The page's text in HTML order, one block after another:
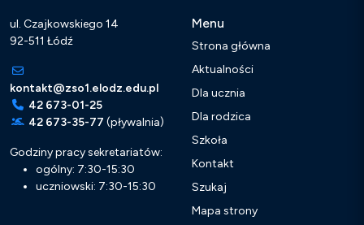
ul. Czajkowskiego 14
92-511 Łódź
kontakt@zso1.elodz.edu.pl
42 673-01-25
42 673-35-77 (pływalnia)
Godziny pracy sekretariatów:
ogólny: 7:30-15:30
uczniowski: 7:30-15:30
Menu
Strona główna
Aktualności
Dla ucznia
Dla rodzica
Szkoła
Kontakt
Szukaj
Mapa strony